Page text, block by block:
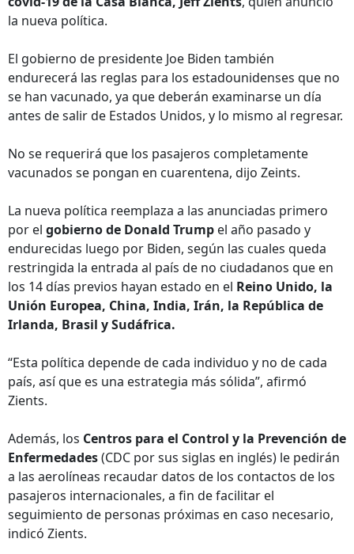
la nueva política.
El gobierno de presidente Joe Biden también
endurecerá las reglas para los estadounidenses que no
se han vacunado, ya que deberán examinarse un día
antes de salir de Estados Unidos, y lo mismo al regresar.
No se requerirá que los pasajeros completamente
vacunados se pongan en cuarentena, dijo Zeints.
La nueva política reemplaza a las anunciadas primero
por el gobierno de Donald Trump el año pasado y
endurecidas luego por Biden, según las cuales queda
restringida la entrada al país de no ciudadanos que en
los 14 días previos hayan estado en el Reino Unido, la
Unión Europea, China, India, Irán, la República de
Irlanda, Brasil y Sudáfrica.
“Esta política depende de cada individuo y no de cada
país, así que es una estrategia más sólida”, afirmó
Zients.
Además, los Centros para el Control y la Prevención de
Enfermedades(CDC por sus siglas en inglés) le pedirán
a las aerolíneas recaudar datos de los contactos de los
pasajeros internacionales, a fin de facilitar el
seguimiento de personas próximas en caso necesario,
indicó Zients.